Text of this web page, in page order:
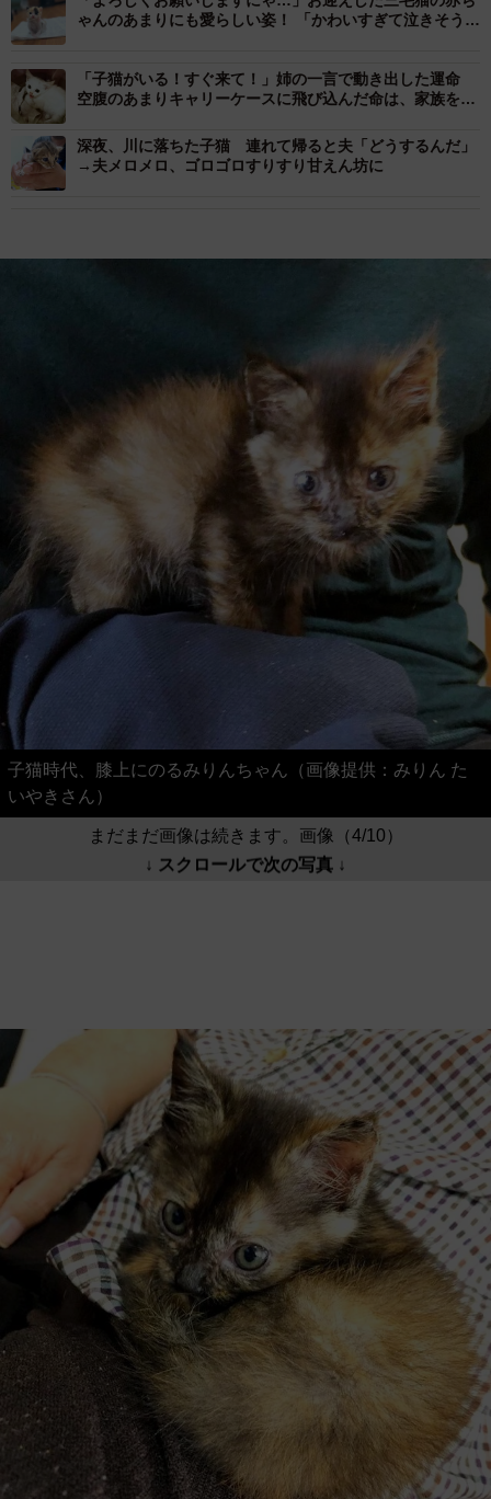
ゃんのあまりにも愛らしい姿！ 「かわいすぎて泣きそう」
「子猫がいる！すぐ来て！」姉の一言で動き出した運命
空腹のあまりキャリーケースに飛び込んだ命は、家族を癒
深夜、川に落ちた子猫 連れて帰ると夫「どうするんだ」
→夫メロメロ、ゴロゴロすりすり甘えん坊に
子猫時代、膝上にのるみりんちゃん（画像提供：みりん た
いやきさん）
まだまだ画像は続きます。画像（4/10）
↓ スクロールで次の写真 ↓